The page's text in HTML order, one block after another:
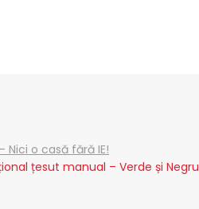
Nici o casă fără IE!
țesut manual – Verde și Negru